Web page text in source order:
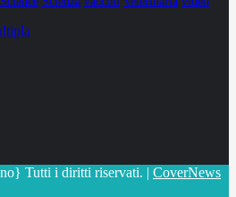
Tutti i diritti riservati. | CoverNews